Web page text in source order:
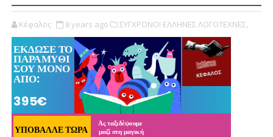
Κέφαλος 8 years ago ΣΥΓΧΡΟΝΟΙ ΕΛΛΗΝΕΣ ΛΟΓΟΤΕΧΝΕΣ,